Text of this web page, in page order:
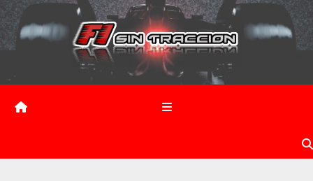
Saltar
contenido